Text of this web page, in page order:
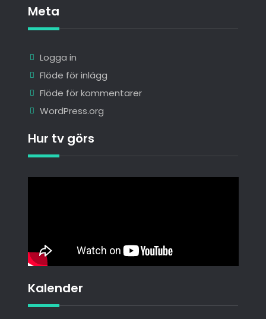
Meta
Logga in
Flöde för inlägg
Flöde för kommentarer
WordPress.org
Hur tv görs
Kalender